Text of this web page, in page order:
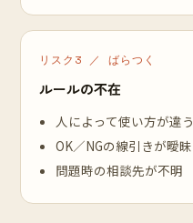
リスク3 ／ ばらつく
ルールの不在
人によって使い方が違う
OK／NGの線引きが曖昧
問題時の相談先が不明